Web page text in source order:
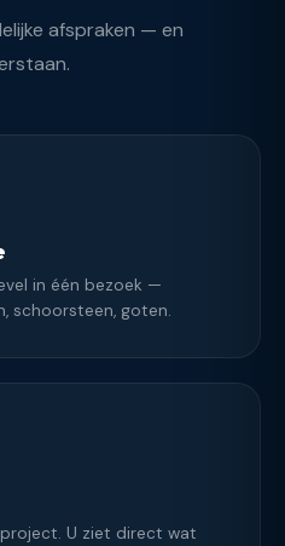
afspraken — en
in één bezoek —
schoorsteen, goten.
U ziet direct wat